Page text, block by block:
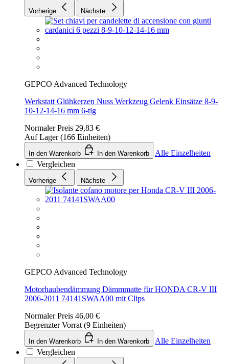
Vorherige Nächste
GEPCO Advanced Technology
Werkstatt Glühkerzen Nuss Werkzeug Gelenk Einsätze 8-9-
10-12-14-16 mm 6-tlg
Normaler Preis 29,83 €
Auf Lager (166 Einheiten)
In den Warenkorb In den Warenkorb
Alle Einzelheiten
Vergleichen
Vorherige Nächste
GEPCO Advanced Technology
Motorhaubendämmung Dämmmatte für HONDA CR-V III
2006-2011 74141SWAA00 mit Clips
Normaler Preis 46,00 €
Begrenzter Vorrat (9 Einheiten)
In den Warenkorb In den Warenkorb
Alle Einzelheiten
Vergleichen